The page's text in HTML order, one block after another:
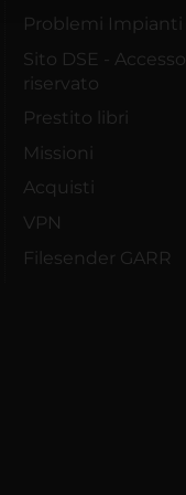
Problemi Impianti
Sito DSE - Accesso
riservato
Prestito libri
Missioni
Acquisti
VPN
Filesender GARR